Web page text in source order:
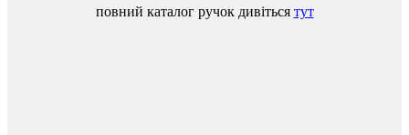
повний каталог ручок дивіться тут